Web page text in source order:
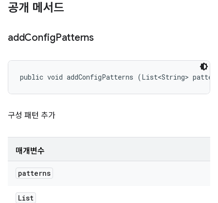
공개 메서드
addConfigPatterns
public void addConfigPatterns (List<String>
구성 패턴 추가
매개변수
patterns
List